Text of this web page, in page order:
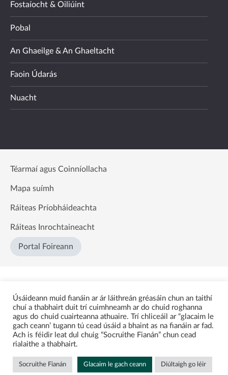
Fostaíocht & Oiliúint
Pobal
An Ghaeilge & An Ghaeltacht
Faoin Údarás
Nuacht
Téarmaí agus Coinníollacha
Mapa suímh
Ráiteas Príobháideachta
Ráiteas Inrochtaineacht
Portal Foireann
Úsáideann muid fianáin ar ár láithreán gréasáin chun an taithí
chuí a thabhairt duit trí cuimhneamh ar do chuid roghanna
agus do chuid cuairteanna athuaire. Trí chliceáil ar “glacaim le
gach ceann’ tugann tú cead úsáid a bhaint as na fianáin ar fad.
Ach is féidir leat dul chuig “Socruithe Fianán” chun cead
rialaithe a thabhairt.
Socruithe Fianán Glacaim le gach ceann Diúltaigh go léir